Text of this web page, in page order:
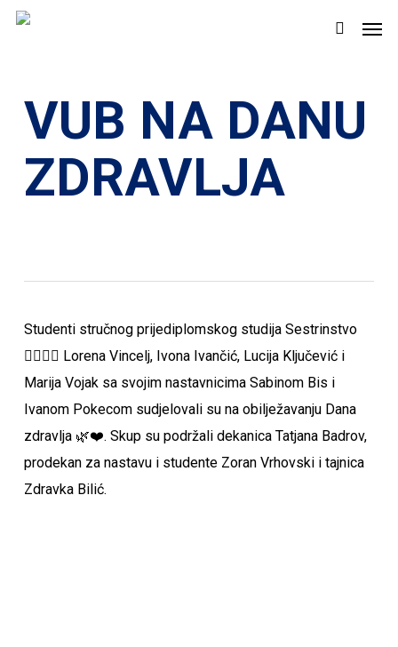
Skip
search
VUB NA DANU
ZDRAVLJA
Studenti stručnog prijediplomskog studija Sestrinstvo
👩‍⚕️👨‍⚕️ Lorena Vincelj, Ivona Ivančić, Lucija Ključević i
Marija Vojak sa svojim nastavnicima Sabinom Bis i
Ivanom Pokecom sudjelovali su na obilježavanju Dana
zdravlja 🌿❤️. Skup su podržali dekanica Tatjana Badrov,
prodekan za nastavu i studente Zoran Vrhovski i tajnica
Zdravka Bilić.